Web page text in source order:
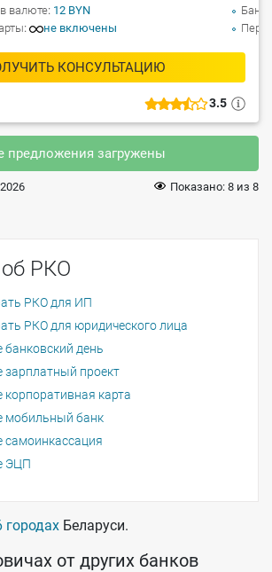
3.5
КОНСУЛЬТАЦИЮ
валюте 12 BYN
не включены
предложения загружены
Показано: 8 из 8
РКО
РКО для ИП
РКО для юридического лица
банковский день
зарплатный проект
корпоративная карта
мобильный банк
самоинкассация
ЭЦП
городах Беларуси.
от других банков